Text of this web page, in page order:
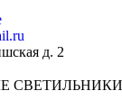
д. 2
СВЕТИЛЬНИКИ